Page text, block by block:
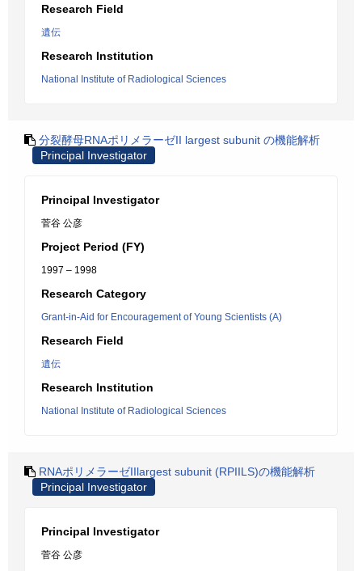
Research Field
遺伝
Research Institution
National Institute of Radiological Sciences
分裂酵母RNAポリメラーゼII largest subunit の機能解析
Principal Investigator
Principal Investigator
菅谷 公彦
Project Period (FY)
1997 – 1998
Research Category
Grant-in-Aid for Encouragement of Young Scientists (A)
Research Field
遺伝
Research Institution
National Institute of Radiological Sciences
RNAポリメラーゼIIlargest subunit (RPIILS)の機能解析
Principal Investigator
Principal Investigator
菅谷 公彦